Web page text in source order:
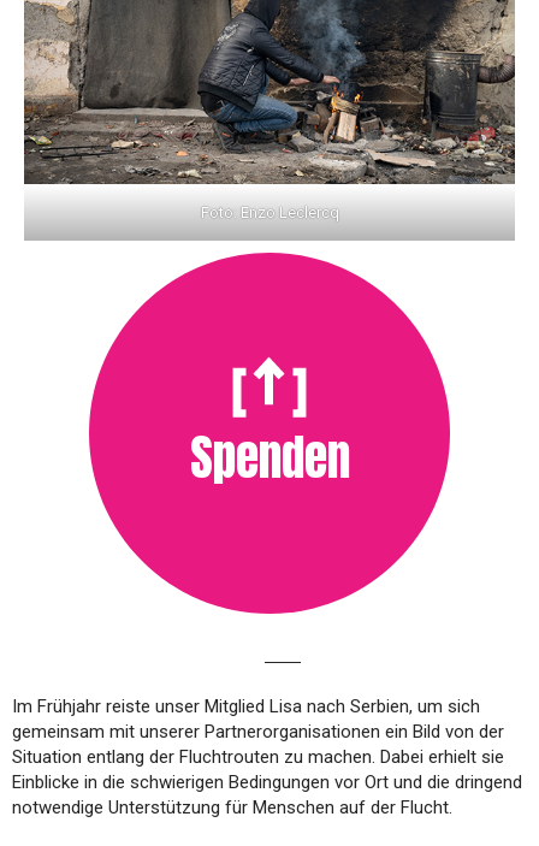
Foto: Enzo Leclercq
Spenden
Im Frühjahr reiste unser Mitglied Lisa nach Serbien, um sich
gemeinsam mit unserer Partnerorganisationen ein Bild von der
Situation entlang der Fluchtrouten zu machen. Dabei erhielt sie
Einblicke in die schwierigen Bedingungen vor Ort und die dringend
notwendige Unterstützung für Menschen auf der Flucht.